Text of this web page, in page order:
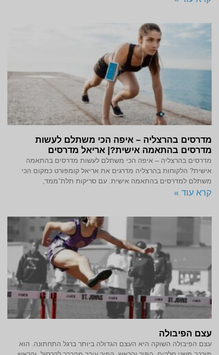
מדרסים בהרצליה – איפה הכי משתלם לעשות
מדרסים בהתאמה אישית?| אריאל מדרסים
מדרסים בהרצליה – איפה הכי משתלם לעשות מדרסים בהתאמה
אישית? הלקוחות בהרצליה מדרגים את אריאל קומפורט כמקום הכי
משתלם למדרסים בהתאמה אישית. עם סריקות תלת־ממד,
קרא עוד »
עצם הפיבולה
עצם הפיבולה השוקה היא העצם הגדולה ביותר ברגל התחתונה. הוא